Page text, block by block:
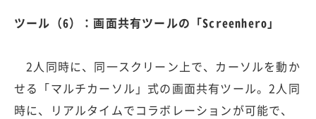
ツール（6）：画面共有ツールの「Screenhero」
2人同時に、同一スクリーン上で、カーソルを動か
せる「マルチカーソル」式の画面共有ツール。2人同
時に、リアルタイムでコラボレーションが可能で、